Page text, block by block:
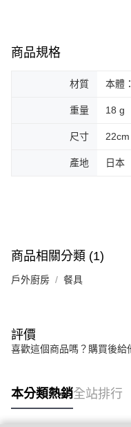
商品規格
材質 本體
重量 18 g
尺寸
產地 日本
商品相關分類 (1)
戶外廚房 餐具
評價
喜歡這個商品嗎？購買後給
本分類熱銷全站排行